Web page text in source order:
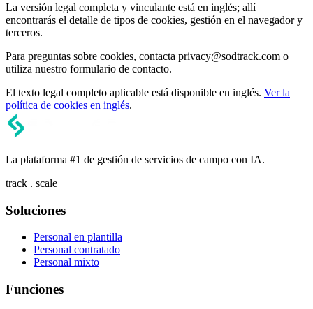
La versión legal completa y vinculante está en inglés; allí
encontrarás el detalle de tipos de cookies, gestión en el navegador y
terceros.
Para preguntas sobre cookies, contacta privacy@sodtrack.com o
utiliza nuestro formulario de contacto.
El texto legal completo aplicable está disponible en inglés. Ver la
política de cookies en inglés.
La plataforma #1 de gestión de servicios de campo con IA.
track . scale
Soluciones
Personal en plantilla
Personal contratado
Personal mixto
Funciones